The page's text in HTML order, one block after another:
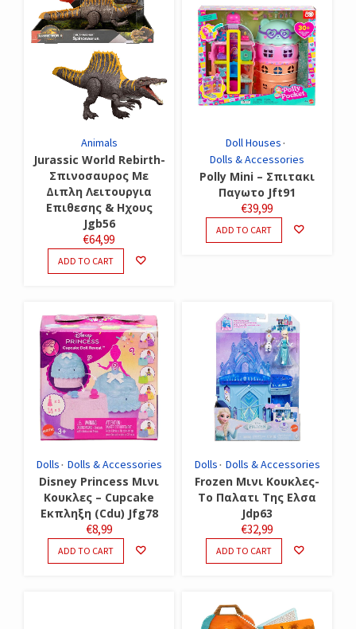
Animals
Jurassic World Rebirth-
Σπινοσαυρος Με
Διπλη Λειτουργια
Επιθεσης & Ηχους
Jgb56
€64,99
ADD TO CART
Doll Houses
Dolls & Accessories
Polly Mini – Σπιτακι
Παγωτο Jft91
€39,99
ADD TO CART
Dolls Dolls & Accessories
Disney Princess Μινι
Κουκλες – Cupcake
Εκπληξη (Cdu) Jfg78
€8,99
ADD TO CART
Dolls Dolls & Accessories
Frozen Μινι Κουκλες-
Το Παλατι Της Ελσα
Jdp63
€32,99
ADD TO CART